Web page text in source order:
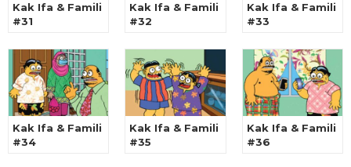
Kak Ifa & Famili
#31
Kak Ifa & Famili
#32
Kak Ifa & Famili
#33
Kak Ifa & Famili
#34
Kak Ifa & Famili
#35
Kak Ifa & Famili
#36